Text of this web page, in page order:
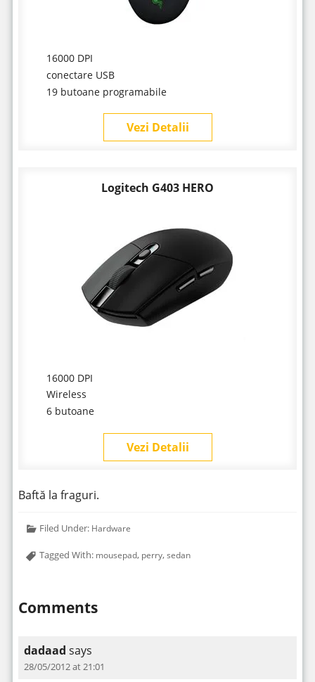
16000 DPI
conectare USB
19 butoane programabile
Vezi Detalii
Logitech G403 HERO
16000 DPI
Wireless
6 butoane
Vezi Detalii
Baftă la fraguri.
Filed Under: Hardware
Tagged With: mousepad, perry,sedan
Comments
dadaad says
28/05/2012 at 21:01